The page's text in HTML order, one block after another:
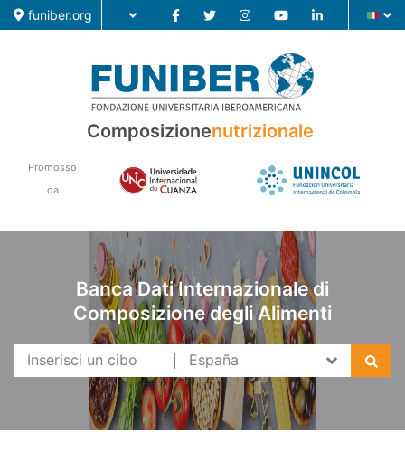
funiber.org
Composizione nutrizionale
Ricerca
Composizionenutrizionale
Promosso
da
Banca Dati Internazionale di
Composizione degli Alimenti